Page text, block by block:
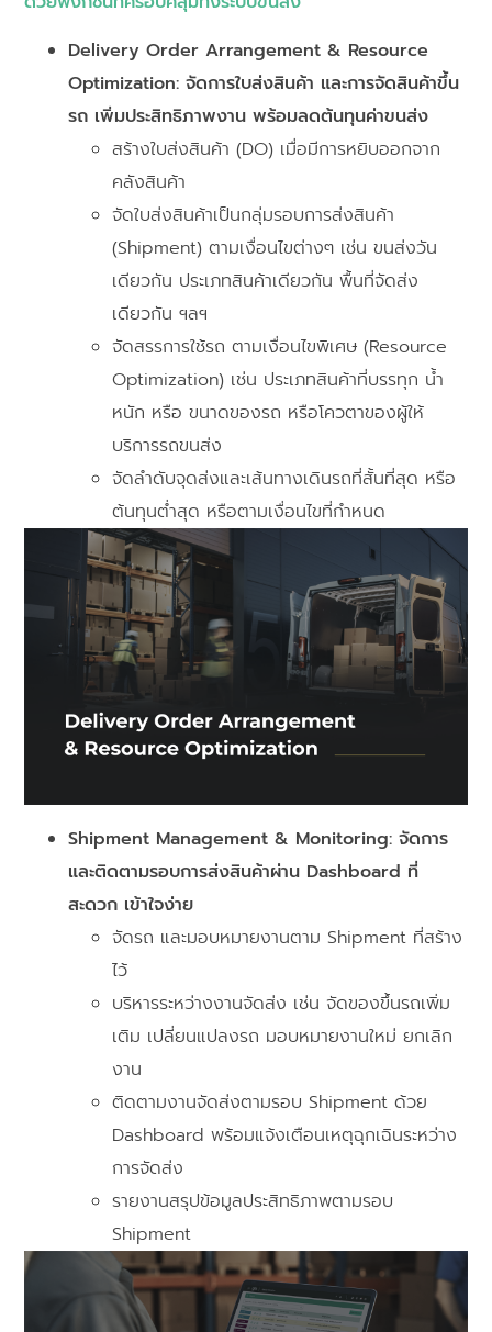
Delivery Order Arrangement & Resource
Optimization: จัดการใบส่งสินค้า และการจัดสินค้าขึ้น
รถ เพิ่มประสิทธิภาพงาน พร้อมลดต้นทุนค่าขนส่ง
สร้างใบส่งสินค้า (DO) เมื่อมีการหยิบออกจาก
คลังสินค้า
จัดใบส่งสินค้าเป็นกลุ่มรอบการส่งสินค้า
(Shipment) ตามเงื่อนไขต่างๆ เช่น ขนส่งวัน
เดียวกัน ประเภทสินค้าเดียวกัน พื้นที่จัดส่ง
เดียวกัน ฯลฯ
จัดสรรการใช้รถ ตามเงื่อนไขพิเศษ (Resource
Optimization) เช่น ประเภทสินค้าที่บรรทุก น้ำ
หนัก หรือ ขนาดของรถ หรือโควตาของผู้ให้
บริการรถขนส่ง
จัดลำดับจุดส่งและเส้นทางเดินรถที่สั้นที่สุด หรือ
ต้นทุนต่ำสุด หรือตามเงื่อนไขที่กำหนด
Shipment Management & Monitoring: จัดการ
และติดตามรอบการส่งสินค้าผ่าน Dashboard ที่
สะดวก เข้าใจง่าย
จัดรถ และมอบหมายงานตาม Shipment ที่สร้าง
ไว้
บริหารระหว่างงานจัดส่ง เช่น จัดของขึ้นรถเพิ่ม
เติม เปลี่ยนแปลงรถ มอบหมายงานใหม่ ยกเลิก
งาน
ติดตามงานจัดส่งตามรอบ Shipment ด้วย
Dashboard พร้อมแจ้งเตือนเหตุฉุกเฉินระหว่าง
การจัดส่ง
รายงานสรุปข้อมูลประสิทธิภาพตามรอบ
Shipment